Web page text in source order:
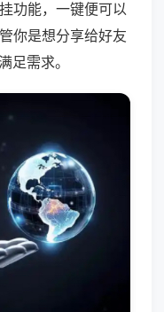
功能，一键便可以
你是想分享给好友
足需求。